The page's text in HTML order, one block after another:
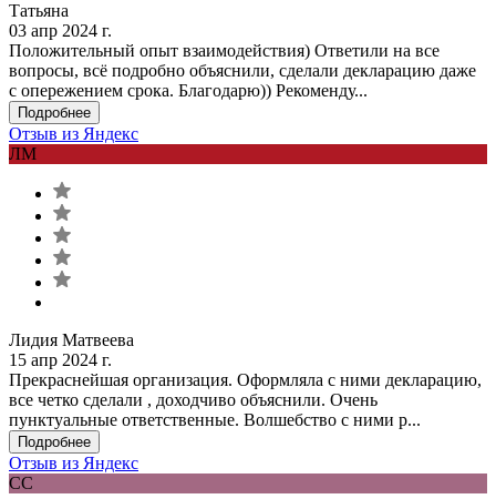
Татьяна
03 апр 2024 г.
Положительный опыт взаимодействия) Ответили на все
вопросы, всё подробно объяснили, сделали декларацию даже
с опережением срока. Благодарю)) Рекоменду...
Подробнее
Отзыв из Яндекс
ЛМ
Лидия Матвеева
15 апр 2024 г.
Прекраснейшая организация. Оформляла с ними декларацию,
все четко сделали , доходчиво объяснили. Очень
пунктуальные ответственные. Волшебство с ними р...
Подробнее
Отзыв из Яндекс
СС